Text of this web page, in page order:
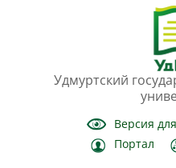
Удмуртский
Версия
Портал